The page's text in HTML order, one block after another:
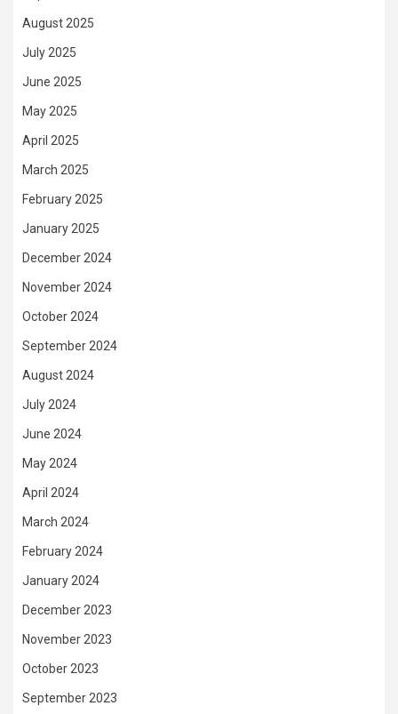
August 2025
July 2025
June 2025
May 2025
April 2025
March 2025
February 2025
January 2025
December 2024
November 2024
October 2024
September 2024
August 2024
July 2024
June 2024
May 2024
April 2024
March 2024
February 2024
January 2024
December 2023
November 2023
October 2023
September 2023